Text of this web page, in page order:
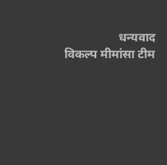
धन्यवाद
विकल्प मीमांसा टीम